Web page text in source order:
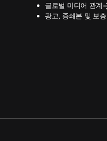
글로벌 미디어 관계
광고, 증쇄본 및 보
opens in new tab/